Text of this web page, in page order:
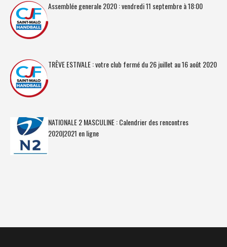
Assemblée generale 2020 : vendredi 11 septembre à 18:00
TRÊVE ESTIVALE : votre club fermé du 26 juillet au 16 août 2020
NATIONALE 2 MASCULINE : Calendrier des rencontres
2020|2021 en ligne